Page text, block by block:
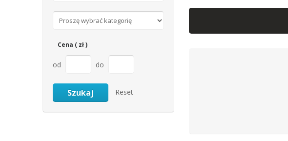
Cena ( zł )
od do
Szukaj Reset